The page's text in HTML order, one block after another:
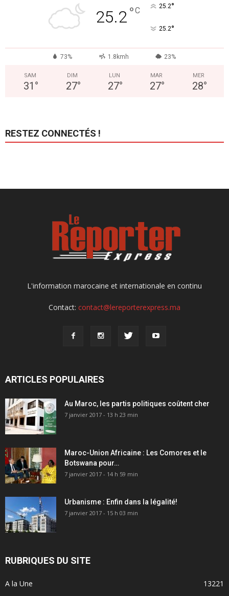
25.2°C 25.2°
25.2°
73% 1.8kmh 23%
SAM
31 °
DIM
27°
LUN
27°
MAR
27°
MER
28°
RESTEZ CONNECTÉS !
L'information marocaine et internationale en continu
Contact: contact@lereporterexpress.ma
ARTICLES POPULAIRES
Au Maroc, les partis politiques coûtent cher
7 janvier 2017 - 13 h 23 min
Maroc-Union Africaine : Les Comores et le
Botswana pour…
7 janvier 2017 - 14 h 59 min
Urbanisme : Enfin dans la légalité!
7 janvier 2017 - 15 h 03 min
RUBRIQUES DU SITE
A la Une
13221